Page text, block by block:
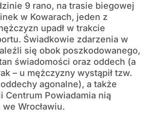
9 rano, na trasie biegowej
w Kowarach, jeden z
upadł w trakcie
Świadkowie zdarzenia w
się obok poszkodowanego,
świadomości oraz oddech (a
– u mężczyzny wystąpił tzw.
agonalne), a także
Centrum Powiadamia nią
Wrocławiu.